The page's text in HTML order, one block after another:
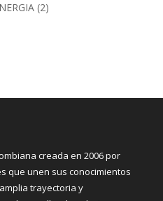
(2)
creada en 2006 por
que unen sus conocimientos
trayectoria y